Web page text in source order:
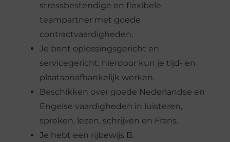
stressbestendige en flexibele
teampartner met goede
contractvaardigheden.
Je bent oplossingsgericht en
servicegericht; hierdoor kun je tijd- en
plaatsonafhankelijk werken.
Beschikken over goede Nederlandse en
Engelse vaardigheden in luisteren,
spreken, lezen, schrijven en Frans.
Je hebt een rijbewijs B.